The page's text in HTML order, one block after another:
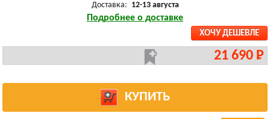
Доставка: 12-13 августа
Подробнее о доставке
ХОЧУ ДЕШЕВЛЕ
21 690 Р
КУПИТЬ